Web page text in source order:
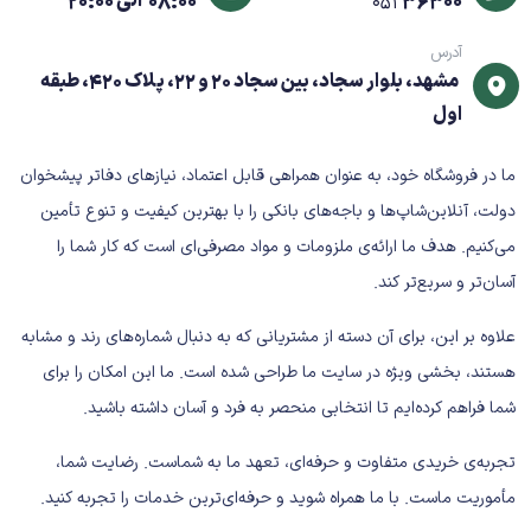
وضعیت:
اورجینال / Grade A / طرح (بسته به موجودی
فروشگاه)
مزایای کارتریج HP 44A
✔ کیفیت چاپ یکنواخت و حرفه‌ای
✔ مناسب مصرف اداری و سازمانی
✔ هزینه چاپ مقرون‌به‌صرفه
✔ سازگاری کامل با پرینترهای سری 1200
کاربردها
مناسب برای:
سازمان‌ها و شرکت‌ها
آدرس
مشهد، بلوار سجاد، بین سجاد 20 و 22، پلاک 420، طبقه
اول
ما در فروشگاه خود، به عنوان همراهی قابل اعتماد، نیازهای دفاتر پیشخوان
دولت، آنلاین‌شاپ‌ها و باجه‌های بانکی را با بهترین کیفیت و تنوع تأمین
می‌کنیم. هدف ما ارائه‌ی ملزومات و مواد مصرفی‌ای است که کار شما را
آسان‌تر و سریع‌تر کند.
علاوه بر این، برای آن دسته از مشتریانی که به دنبال شماره‌های رند و مشابه
هستند، بخشی ویژه در سایت ما طراحی شده است. ما این امکان را برای
شما فراهم کرده‌ایم تا انتخابی منحصر به فرد و آسان داشته باشید.
تجربه‌ی خریدی متفاوت و حرفه‌ای، تعهد ما به شماست. رضایت شما،
مأموریت ماست. با ما همراه شوید و حرفه‌ای‌ترین خدمات را تجربه کنید.